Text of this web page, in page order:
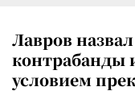
Лавров
контрабанды
условием